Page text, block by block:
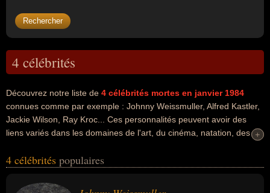
4 célébrités
Découvrez notre liste de 4 célébrités mortes en janvier 1984
connues comme par exemple : Johnny Weissmuller, Alfred Kastler,
Jackie Wilson, Ray Kroc... Ces personnalités peuvent avoir des
liens variés dans les domaines de l'art, du cinéma, natation, des
du business. Ces célébrités peuvent également avoir été acteur,
musicien, entrepreneur, homme d'affaire, homme riche ou
+
+
4 célébrités populaires